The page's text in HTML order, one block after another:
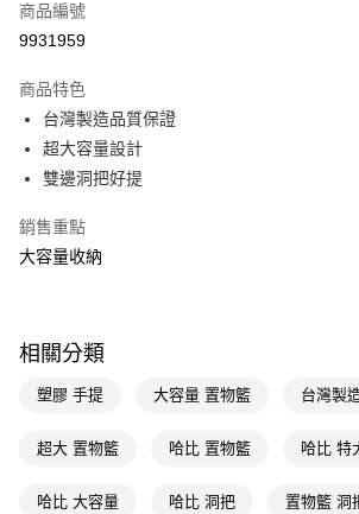
信用卡一次付款
LINE Pay
Apple Pay
悠遊付
相關說明
【關於「AFTEE先享後付」】
１．簡單：不需註冊會員、不需綁卡、不需儲值。
３．安心：先確認商品／服務後，再付款。
即享券
全家取貨付款
商品編號
9931959
商品特色
台灣製造品質保證
超大容量設計
雙邊洞把好提
銷售重點
大容量收納
相關分類
塑膠 手提 大容量 置物籃 台灣製
超大 置物籃 哈比 置物籃 哈比 特
哈比 大容量 哈比 洞把 置物籃 洞